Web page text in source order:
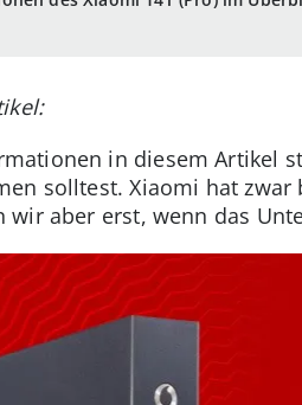
in diesem Artikel
solltest. Xiaomi hat
wir aber erst, wenn das